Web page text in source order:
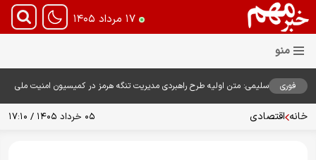
۱۷ مرداد ۱۴۰۵
فوری
سلیمی: متن اولیه طرح راهبردی مدیریت تنگه هرمز در کمیسیون امنیت ملی
خانه اقتصادی ۰۵ خرداد ۱۴۰۵ / ۱۷:۱۰